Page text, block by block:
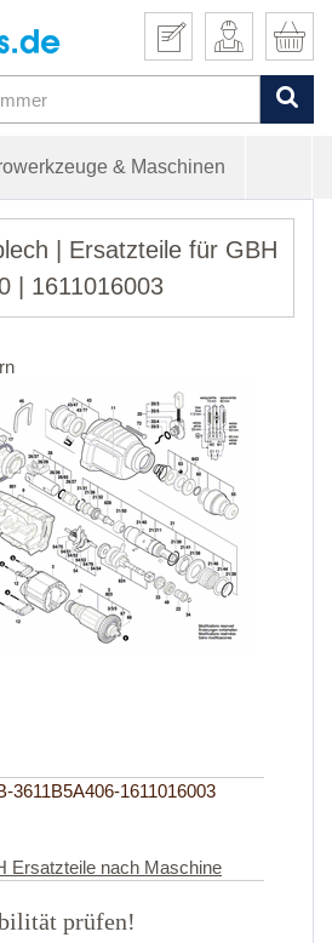
& Maschinen
| Ersatzteile für GBH
| 1611016003
3611B5A406-1611016003
Ersatzteile nach Maschine
prüfen!